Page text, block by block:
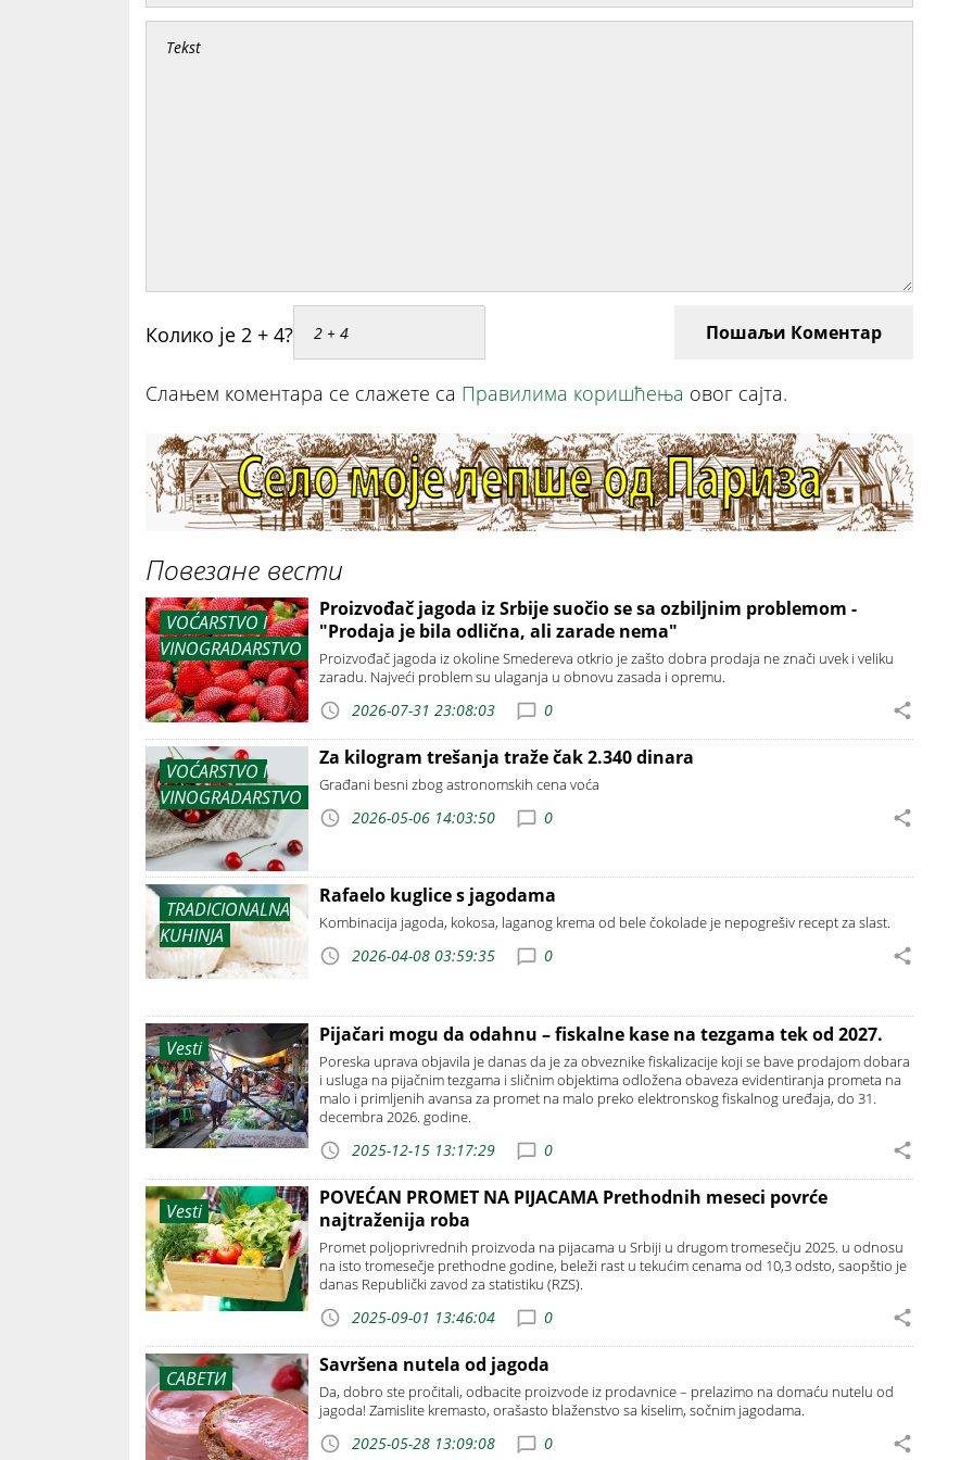
Колико је 2 + 4? Пошаљи Коментар
Слањем коментара се слажете са Правилима коришћења овог сајта.
Повезане вести
VOĆARSTVO I
VINOGRADARSTVO
Proizvođač jagoda iz Srbije suočio se sa ozbiljnim problemom -
"Prodaja je bila odlična, ali zarade nema"
Proizvođač jagoda iz okoline Smedereva otkrio je zašto dobra prodaja ne znači uvek i veliku
zaradu. Najveći problem su ulaganja u obnovu zasada i opremu.
2026-07-31 23:08:03 0
VOĆARSTVO I
VINOGRADARSTVO
Za kilogram trešanja traže čak 2.340 dinara
Građani besni zbog astronomskih cena voća
2026-05-06 14:03:50 0
TRADICIONALNA
KUHINJA
Rafaelo kuglice s jagodama
Kombinacija jagoda, kokosa, laganog krema od bele čokolade je nepogrešiv recept za slast.
2026-04-08 03:59:35 0
Vesti
Pijačari mogu da odahnu – fiskalne kase na tezgama tek od 2027.
Poreska uprava objavila je danas da je za obveznike fiskalizacije koji se bave prodajom dobara
i usluga na pijačnim tezgama i sličnim objektima odložena obaveza evidentiranja prometa na
malo i primljenih avansa za promet na malo preko elektronskog fiskalnog uređaja, do 31.
decembra 2026. godine.
2025-12-15 13:17:29 0
Vesti
POVEĆAN PROMET NA PIJACAMA Prethodnih meseci povrće
najtraženija roba
Promet poljoprivrednih proizvoda na pijacama u Srbiji u drugom tromesečju 2025. u odnosu
na isto tromesečje prethodne godine, beleži rast u tekućim cenama od 10,3 odsto, saopštio je
danas Republički zavod za statistiku (RZS).
2025-09-01 13:46:04 0
САВЕТИ
Savršena nutela od jagoda
Da, dobro ste pročitali, odbacite proizvode iz prodavnice – prelazimo na domaću nutelu od
jagoda! Zamislite kremasto, orašasto blaženstvo sa kiselim, sočnim jagodama.
2025-05-28 13:09:08 0